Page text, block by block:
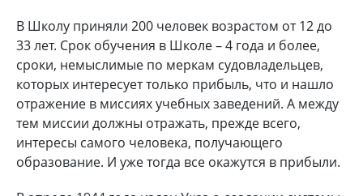
В Школу приняли 200 человек возрастом от 12 до
33 лет. Срок обучения в Школе – 4 года и более,
сроки, немыслимые по меркам судовладельцев,
которых интересует только прибыль, что и нашло
отражение в миссиях учебных заведений. А между
тем миссии должны отражать, прежде всего,
интересы самого человека, получающего
образование. И уже тогда все окажутся в прибыли.